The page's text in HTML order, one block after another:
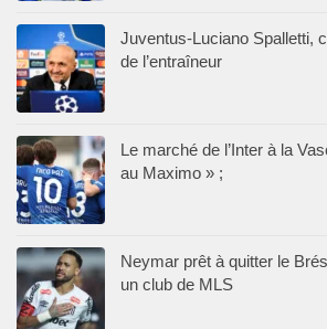
Juventus-Luciano Spalletti,
de l’entraîneur
Le marché de l’Inter à la
au Maximo » ;
Neymar prêt à quitter le
un club de MLS